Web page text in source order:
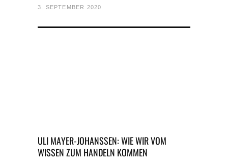
3. SEPTEMBER 2020
ULI MAYER-JOHANSSEN: WIE WIR VOM
WISSEN ZUM HANDELN KOMMEN